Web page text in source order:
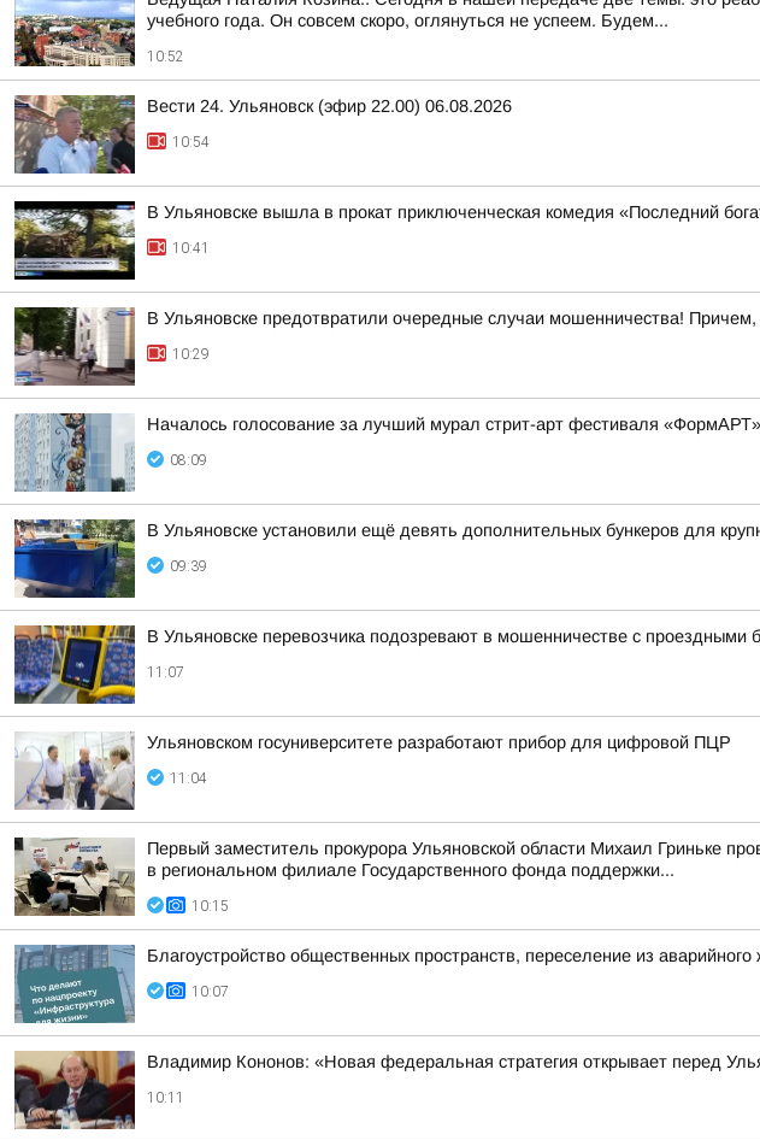
учебного года. Он совсем скоро, оглянуться не успеем. Будем...
10:52
Вести 24. Ульяновск (эфир 22.00) 06.08.2026
10:54
В Ульяновске вышла в прокат приключенческая комедия «Последний
10:41
В Ульяновске предотвратили очередные случаи мошенничества!
10:29
Началось голосование за лучший мурал стрит-арт фестиваля «ФормАРТ»
08:09
В Ульяновске установили ещё девять дополнительных бункеров для
09:39
В Ульяновске перевозчика подозревают в мошенничестве с проездными
11:07
Ульяновском госуниверситете разработают прибор для цифровой ПЦР
11:04
Первый заместитель прокурора Ульяновской области Михаил Гриньке
в региональном филиале Государственного фонда поддержки...
10:15
Благоустройство общественных пространств, переселение из
10:07
Владимир Кононов: «Новая федеральная стратегия открывает перед
10:11